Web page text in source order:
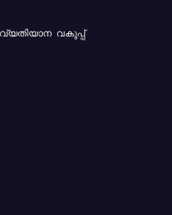
വ്യതിയാന വകുപ്പ്